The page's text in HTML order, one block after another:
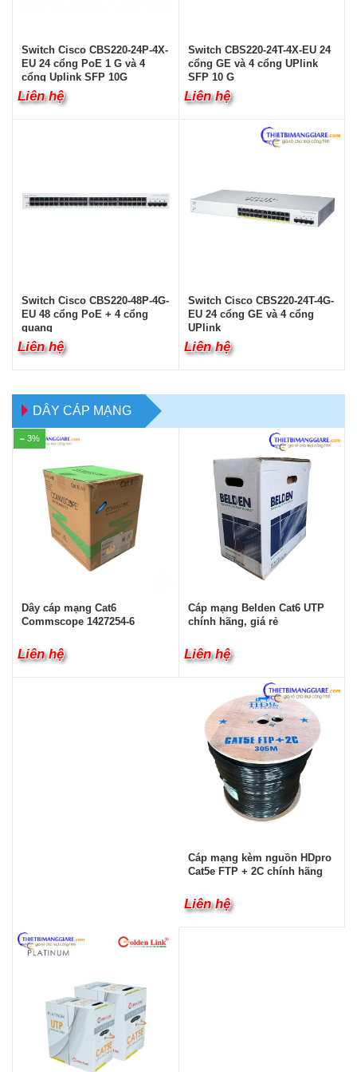
Switch Cisco CBS220-24P-4X-
EU 24 cổng PoE 1 G và 4
cổng Uplink SFP 10G
Liên hệ
Switch CBS220-24T-4X-EU 24
cổng GE và 4 cổng UPlink
SFP 10 G
Liên hệ
Switch Cisco CBS220-48P-4G-
EU 48 cổng PoE + 4 cổng
quang
Liên hệ
Switch Cisco CBS220-24T-4G-
EU 24 cổng GE và 4 cổng
UPlink
Liên hệ
DÂY CÁP MẠNG
3%
Dây cáp mạng Cat6
Commscope 1427254-6
Liên hệ
Cáp mạng Belden Cat6 UTP
chính hãng, giá rẻ
Liên hệ
Cáp mạng kèm nguồn HDpro
Cat5e FTP + 2C chính hãng
Liên hệ